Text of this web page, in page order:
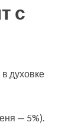
с
духовке
— 5%).